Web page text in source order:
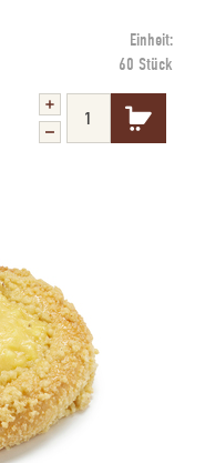
Einheit:
60 Stück